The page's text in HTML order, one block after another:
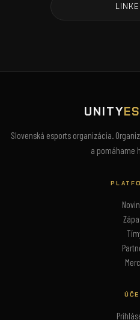
UNITY
Slovenská esports organizácia.
a pomáhame